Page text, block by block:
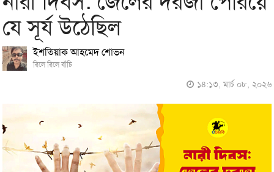
যে সূর্য উঠেছিল
ইশতিয়াক আহমেদ শোভন
রিলে রিলে বাঁচি
১৪:১৩, মার্চ ০৮, ২০২৬